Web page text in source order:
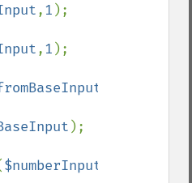
,1 );
,1 );
);
$numberInput